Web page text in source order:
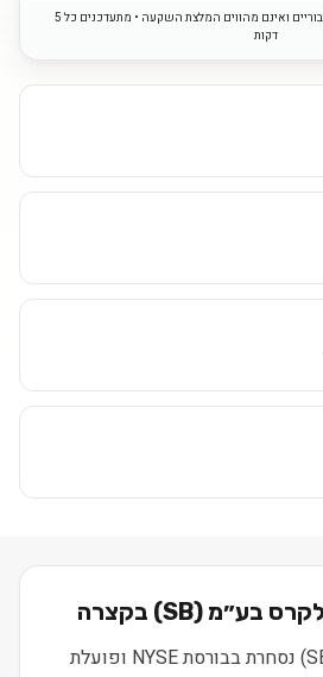
הנתונים מבוססים על מקורות ציבוריים ואינם מהווים המלצת השקעה • מתעדכנים כל 5
דקות
בע״מ(
SB) בקצרה
סייף בולקרס בע״מ (SB) נסחרת בבורסת NYSE ופועלת